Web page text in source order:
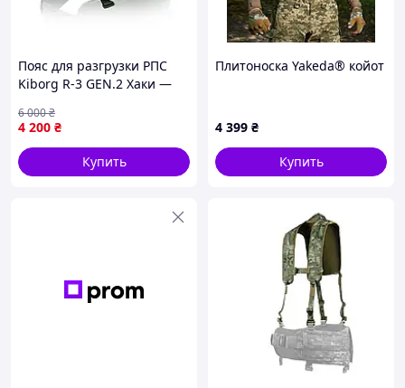
Пояс для разгрузки РПС
Kiborg R-3 GEN.2 Хаки —
разгрузочный пояс для
снаряжения
4 200 ₴
6 000₴
Купить
Плитоноска Yakeda®️ койот
4 399 ₴
Купить